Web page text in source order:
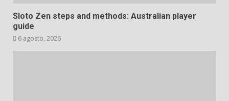
Sloto Zen steps and methods: Australian player
guide
6 agosto, 2026